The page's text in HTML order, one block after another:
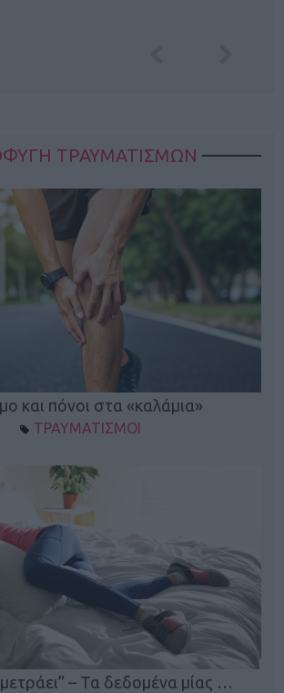
ΤΡΑΥΜΑΤΙΣΜΩΝ
και πόνοι στα «καλάμια»
ΤΡΑΥΜΑΤΙΣΜΟΙ
– Τα δεδομένα μίας …